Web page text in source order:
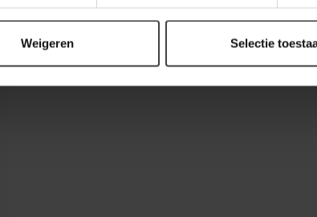
Weigeren Selectie